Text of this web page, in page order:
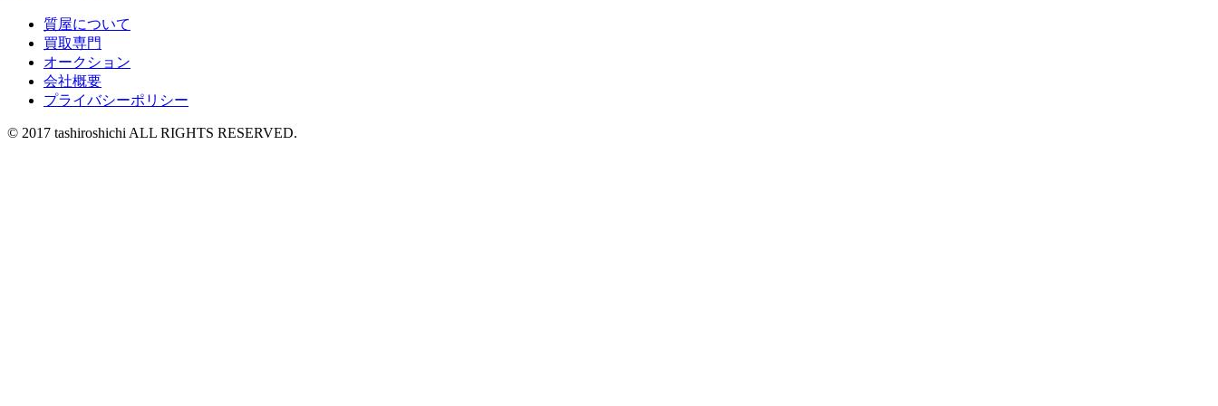
質屋について
買取専門
オークション
会社概要
プライバシーポリシー
© 2017 tashiroshichi ALL RIGHTS RESERVED.